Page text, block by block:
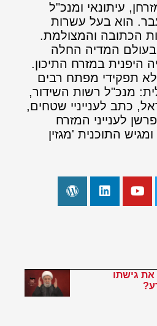
עיתונאי ומנכ"ל
הוא בעל עשרות
הכתובה והמצולמת.
המדיה החלה
היפנית במזרח התיכון.
תפקידי מפתח רבים
מנכ"ל רשות השידור,
כתב לענייניי שטחים,
לענייני המזרח
התוכנית 'מגזין
גישתו